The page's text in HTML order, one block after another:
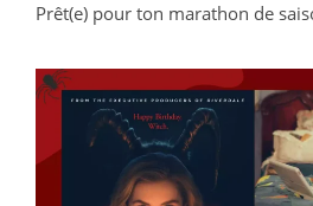
Prêt(e) pour ton marathon de